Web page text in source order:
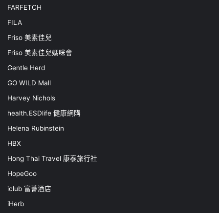
FARFETCH
FILA
Friso 美素佳兒
Friso 美素佳兒媽咪會
Gentle Herd
GO WILD Mall
Harvey Nichols
health.ESDlife 健康網購
Helena Rubinstein
HBX
Hong Thai Travel 康泰旅行社
HopeGoo
iclub 富薈酒店
iHerb